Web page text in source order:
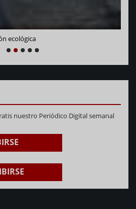
nuestro Periódico Digital semanal